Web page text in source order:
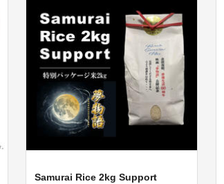
Samurai Rice 2kg Support